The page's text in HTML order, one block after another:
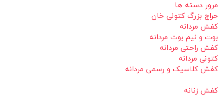
مرور دسته ها
حراج بزرگ کتونی خان
کفش مردانه
بوت و نیم بوت مردانه
کفش راحتی مردانه
کتونی مردانه
کفش کلاسیک و رسمی مردانه
کفش زنانه